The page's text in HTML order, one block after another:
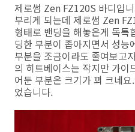
제로썸 Zen FZ120S 바디입
부리게 되는데 제로썸 Zen
형태로 밴딩을 해놓은게 독특
딩한 부분이 좁아지면서 성능
부분을 조금이라도 줄여보고
의 히트베이스는 작지만 가이
어둔 부분은 크기가 꾀 크네
었습니다.